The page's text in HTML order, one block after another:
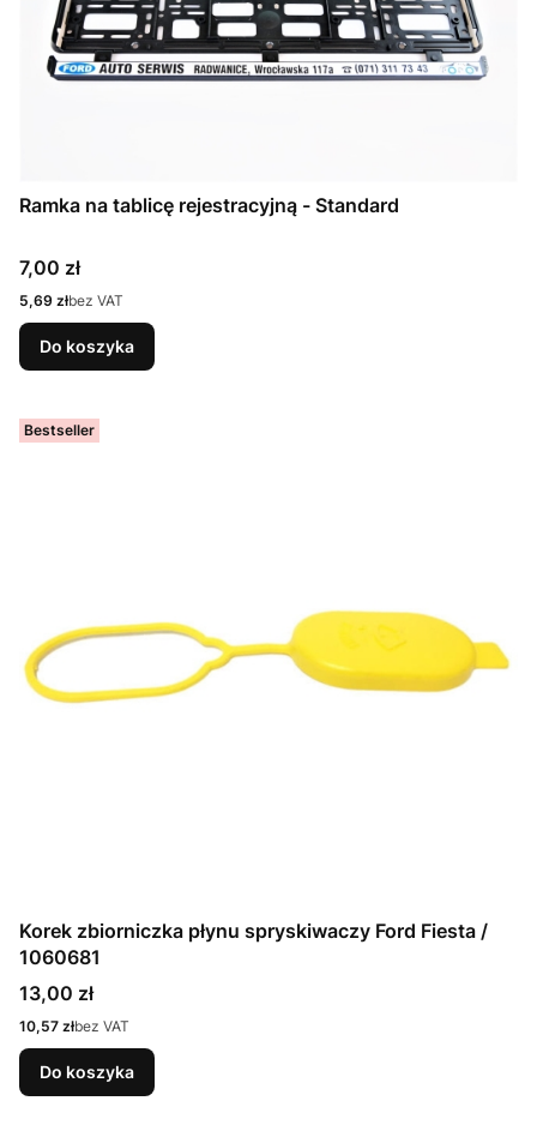
Ramka na tablicę rejestracyjną - Standard
Cena
7,00 zł
Cena
5,69 złbez VAT
Do koszyka
Bestseller
Korek zbiorniczka płynu spryskiwaczy Ford Fiesta /
1060681
Cena
13,00 zł
Cena
10,57 złbez VAT
Do koszyka